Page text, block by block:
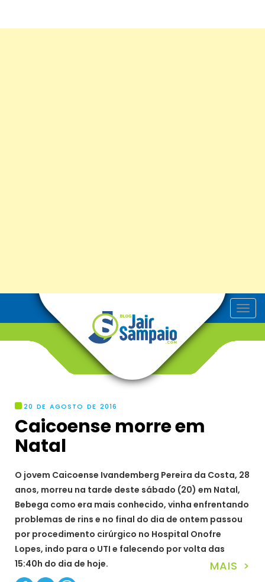
T
o
20 DE AGOSTO DE 2016
Caicoense morre em
Natal
O jovem Caicoense Ivandemberg Pereira da Costa, 28
anos, morreu na tarde deste sábado (20) em Natal,
Bebega como era mais conhecido, vinha enfrentando
problemas de rins e no final do dia de ontem passou
por procedimento cirúrgico no Hospital Onofre
Lopes, indo para o UTI e falecendo por volta das
15:40h do dia de hoje.
MAIS >